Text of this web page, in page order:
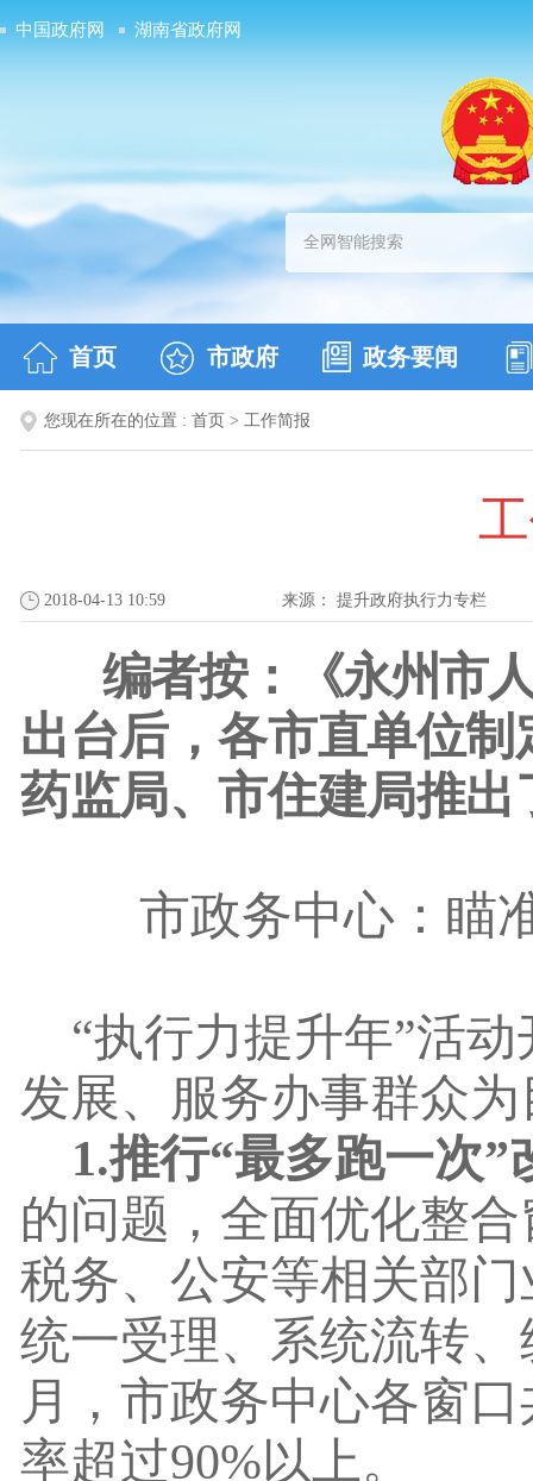
中国政府网 湖南省政府网
首页 市政府 政务要闻
您现在所在的位置 : 首页 > 工作简报
2018-04-13 10:59 来源： 提升政府执行力专栏
编者按： 《永州市
出台后，各市直单位
药监局、市住建局推
市政务中心：瞄
“执行力提升年”活
发展、服务办事群众
1.推行“最多跑一次”
的问题，全面优化整
税务、公安等相关部
统一受理、系统流转
月，市政务中心各窗
率超过90%以上。